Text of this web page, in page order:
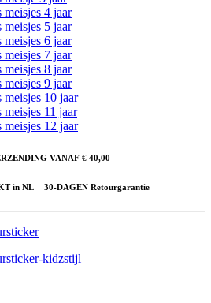
meisjes 4 jaar
meisjes 5 jaar
meisjes 6 jaar
meisjes 7 jaar
meisjes 8 jaar
meisjes 9 jaar
meisjes 10 jaar
meisjes 11 jaar
meisjes 12 jaar
VANAF € 40,00
in NL 30-DAGEN Retourgarantie